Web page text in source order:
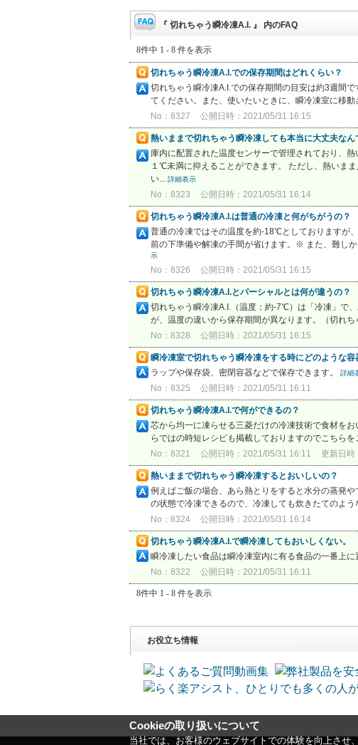
『 切れちゃう瞬冷凍A.I. 』 内のFAQ
8件中 1 - 8 件を表示
切れちゃう瞬冷凍A.I.での保存期間はどれくらい？
切れちゃう瞬冷凍A.I.での保存期間の目安は約3週間
てください。また、使いたいときに、瞬冷凍室に移
No：8327 公開日時：2021/05/31 16:15
熱いままで切れちゃう瞬冷凍しても本当に大丈夫なん
庫内に配置された温度センサーで管理されており、
１℃未満に抑えることができます。 ただし、熱いま
い... 詳細表示
No：8323 公開日時：2021/05/31 16:14
切れちゃう瞬冷凍A.I.は普通の冷凍と何がちがうの？
普通の冷凍ではその温度を約-18℃としておりますが
前の下準備や解凍の手間が省けます。※ また、難し
示
No：8326 公開日時：2021/05/31 16:15
切れちゃう瞬冷凍A.I.とパーシャルとは何が違うの？
切れちゃう瞬冷凍A.I.（温度；約-7℃）は「冷凍」で
が、温度の違いから保存期間が異なります。（切れ
No：8328 公開日時：2021/05/31 16:15
瞬冷凍室で切れちゃう瞬冷凍をする時にどのような容
ラップや保存袋、密閉容器などで保存できます。
詳細
No：8325 公開日時：2021/05/31 16:11
切れちゃう瞬冷凍A.I.で何ができるの？
芯から均一に凍らせる三菱だけの冷凍技術で食材を
らではの時短レシピも掲載しておりますのでこちら
No：8321 公開日時：2021/05/31 16:11 更新日時
熱いままで切れちゃう瞬冷凍するとおいしいの？
例えばご飯の場合、あら熱とりをすると水分の蒸発
の状態で冷凍できるので、冷凍しても炊きたてのよ
No：8324 公開日時：2021/05/31 16:14
切れちゃう瞬冷凍A.I.で瞬冷凍してもおいしくない。
瞬冷凍したい食品は瞬冷凍室内に有る食品の一番上
No：8322 公開日時：2021/05/31 16:11
8件中 1 - 8 件を表示
お役立ち情報
Cookieの取り扱いについて
当社では、お客様のウェブサイトでの体験を向上させ